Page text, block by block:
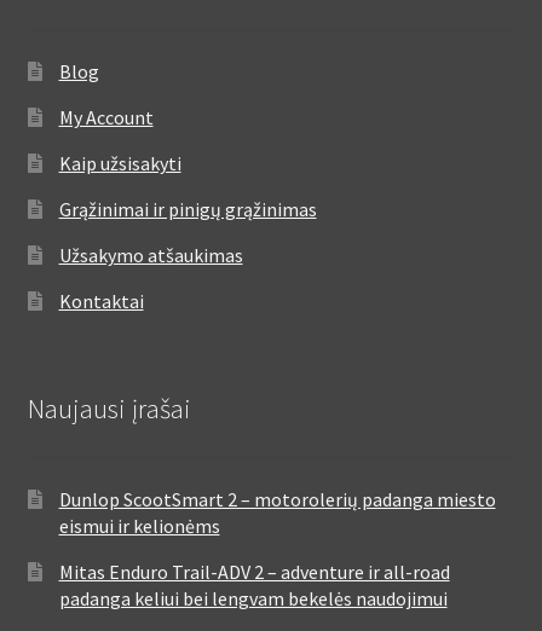
Blog
My Account
Kaip užsisakyti
Grąžinimai ir pinigų grąžinimas
Užsakymo atšaukimas
Kontaktai
Naujausi įrašai
Dunlop ScootSmart 2 – motorolerių padanga miesto
eismui ir kelionėms
Mitas Enduro Trail-ADV 2 – adventure ir all-road
padanga keliui bei lengvam bekelės naudojimui